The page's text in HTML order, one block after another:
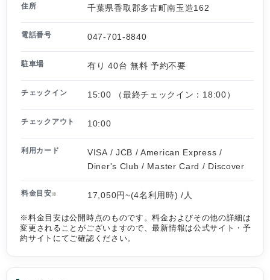
住所 千葉県香取郡多古町南玉造162
電話番号 047-701-8840
駐車場 有り 40台 無料 予約不要
チェックイン 15:00 （最終チェックイン：18:00）
チェックアウト 10:00
利用カード
VISA / JCB / American Express /
Diner's Club / Master Card / Discover
料金目安 ※ 17,050円~(4名利用時) /人
※料金目安は公開時点のものです。料金およびその他の詳細は
変更されることがございますので、最新情報は公式サイト・予
約サイトにてご確認ください。